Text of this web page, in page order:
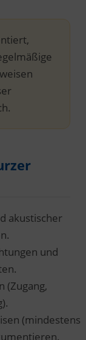
akustischer
und
(Zugang,
(mindestens